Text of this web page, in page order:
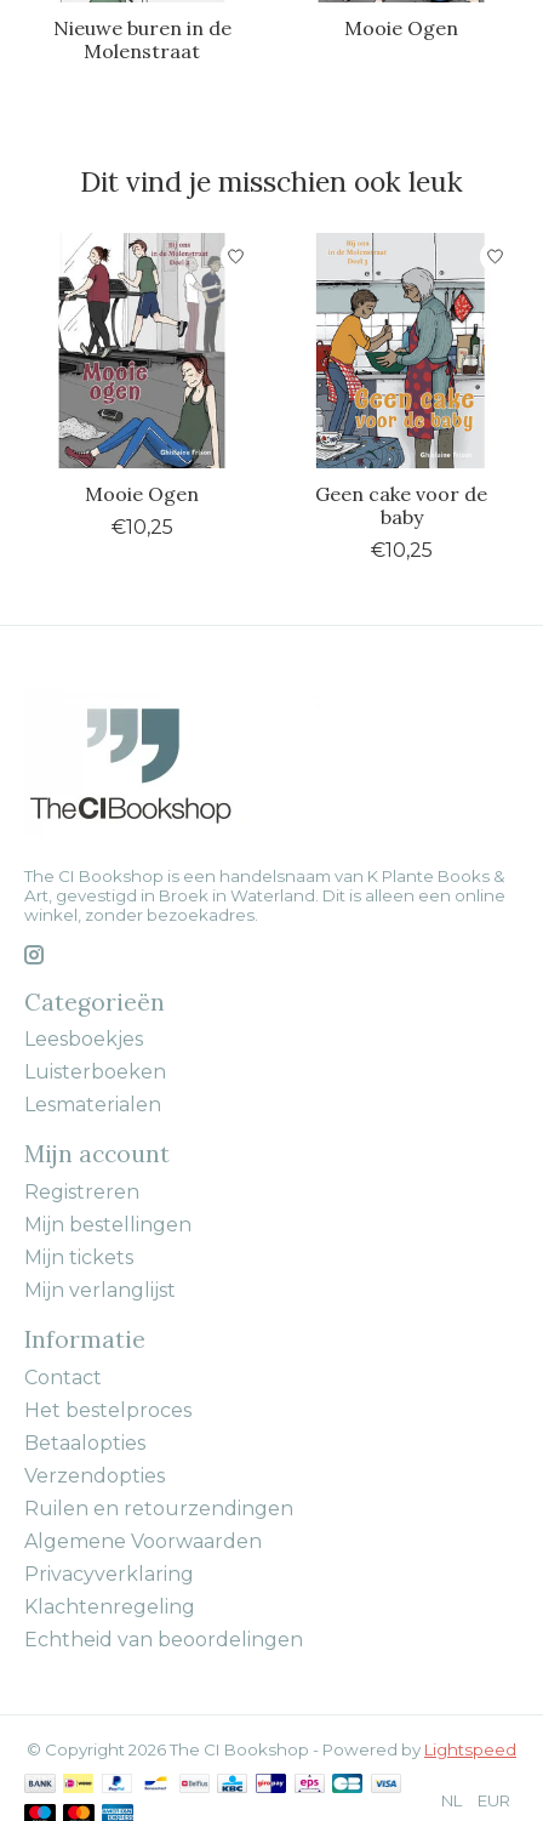
Nieuwe buren in de
Molenstraat
Mooie Ogen
Dit vind je misschien ook leuk
Items van productcarrousel
Mooie Ogen
€10,25
Geen cake voor de
baby
€10,25
The CI Bookshop is een handelsnaam van K Plante Books &
Art, gevestigd in Broek in Waterland. Dit is alleen een online
winkel, zonder bezoekadres.
Categorieën
Leesboekjes
Luisterboeken
Lesmaterialen
Mijn account
Registreren
Mijn bestellingen
Mijn tickets
Mijn verlanglijst
Informatie
Contact
Het bestelproces
Betaalopties
Verzendopties
Ruilen en retourzendingen
Algemene Voorwaarden
Privacyverklaring
Klachtenregeling
Echtheid van beoordelingen
© Copyright 2026 The CI Bookshop - Powered by Lightspeed
NL EUR